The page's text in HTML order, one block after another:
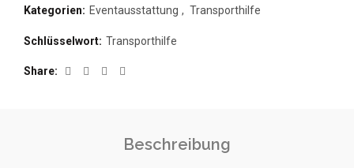
Kategorien: Eventausstattung , Transporthilfe
Schlüsselwort: Transporthilfe
Share
Beschreibung